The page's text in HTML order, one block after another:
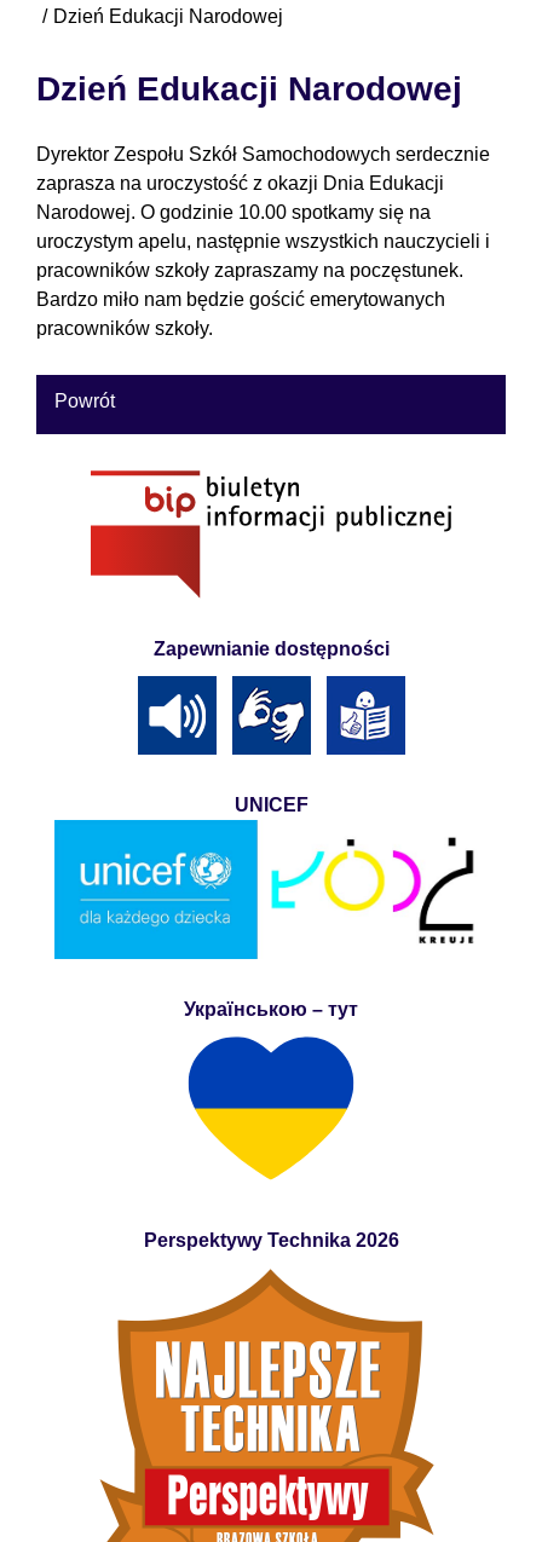
Dzień Edukacji Narodowej
Dzień Edukacji Narodowej
Dyrektor Zespołu Szkół Samochodowych serdecznie
zaprasza na uroczystość z okazji Dnia Edukacji
Narodowej. O godzinie 10.00 spotkamy się na
uroczystym apelu, następnie wszystkich nauczycieli i
pracowników szkoły zapraszamy na poczęstunek.
Bardzo miło nam będzie gościć emerytowanych
pracowników szkoły.
Powrót
Zapewnianie dostępności
UNICEF
Українською – тут
Perspektywy Technika 2026